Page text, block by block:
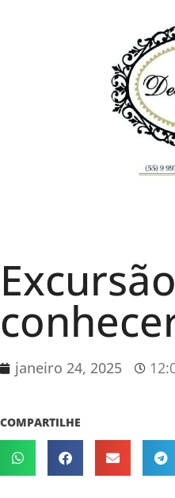
janeiro 24, 2025
COMPARTILHE